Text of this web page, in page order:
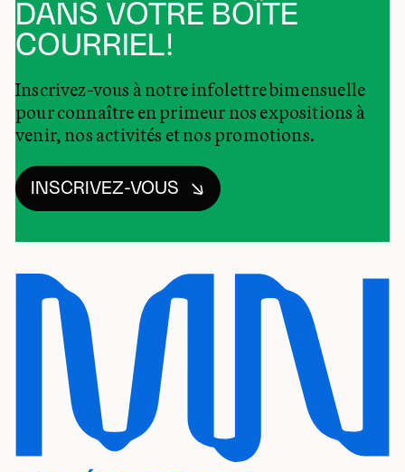
DANS VOTRE BOÎTE
COURRIEL!
Inscrivez-vous à notre infolettre bimensuelle
pour connaître en primeur nos expositions à
venir, nos activités et nos promotions.
INSCRIVEZ-VOUS